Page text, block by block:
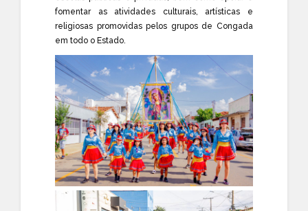
fomentar as atividades culturais, artísticas e
religiosas promovidas pelos grupos de Congada
em todo o Estado.